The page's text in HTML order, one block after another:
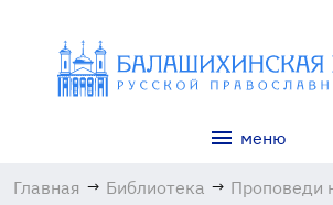
меню
Главная → Библиотека → Проповеди